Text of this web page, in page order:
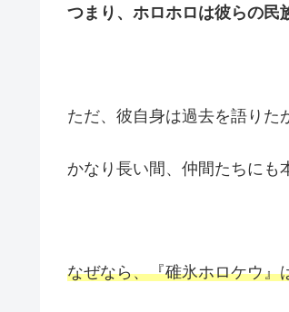
つまり、ホロホロは彼らの民
ただ、彼自身は過去を語りた
かなり長い間、仲間たちにも
なぜなら、『碓氷ホロケウ』